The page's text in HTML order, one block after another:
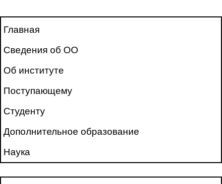
Главная
Сведения об ОО
Об институте
Поступающему
Студенту
Дополнительное образование
Наука